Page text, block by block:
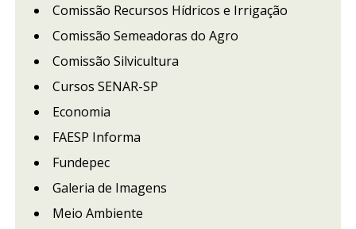
Comissão Recursos Hídricos e Irrigação
Comissão Semeadoras do Agro
Comissão Silvicultura
Cursos SENAR-SP
Economia
FAESP Informa
Fundepec
Galeria de Imagens
Meio Ambiente